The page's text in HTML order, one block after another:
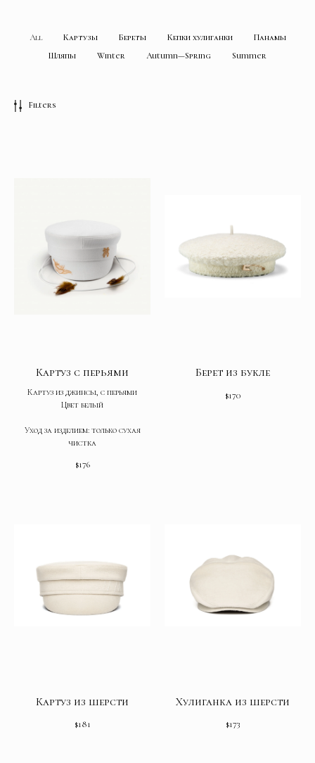
All Картузы Береты Кепки хулиганки
Панамы
Шляпы
Winter Autumn—Spring Summer
Filters
Картуз с перьями
Картуз из джинсы, с перьями
Цвет белый
Уход за изделием: только сухая
чистка
$176
Берет из букле
$170
Картуз из шерсти
$181
Хулиганка из шерсти
$173